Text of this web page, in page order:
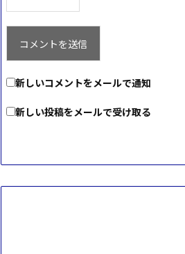
新しいコメントをメールで通知
新しい投稿をメールで受け取る